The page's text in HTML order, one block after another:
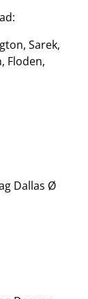
Sarek,
Floden,
Dallas Ø